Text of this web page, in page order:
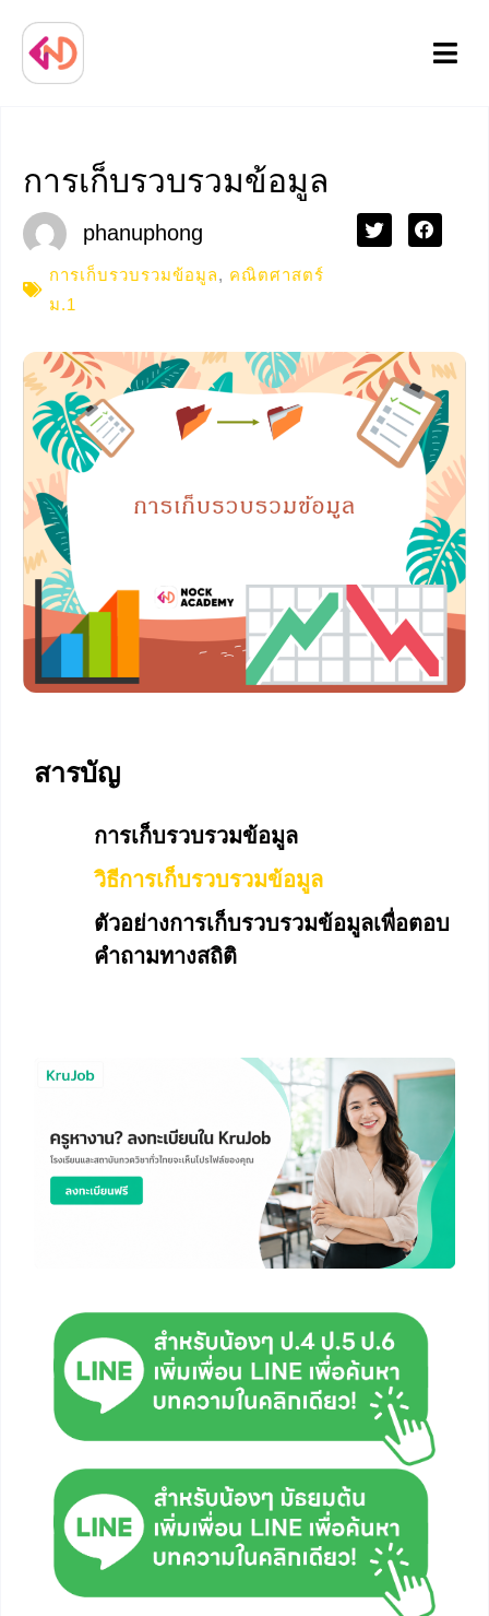
Menu
การเก็บรวบรวมข้อมูล
phanuphong
การเก็บรวบรวมข้อมูล, คณิตศาสตร์
ม.1
สารบัญ
การเก็บรวบรวมข้อมูล
วิธีการเก็บรวบรวมข้อมูล
ตัวอย่างการเก็บรวบรวมข้อมูลเพื่อตอบ
คำถามทางสถิติ